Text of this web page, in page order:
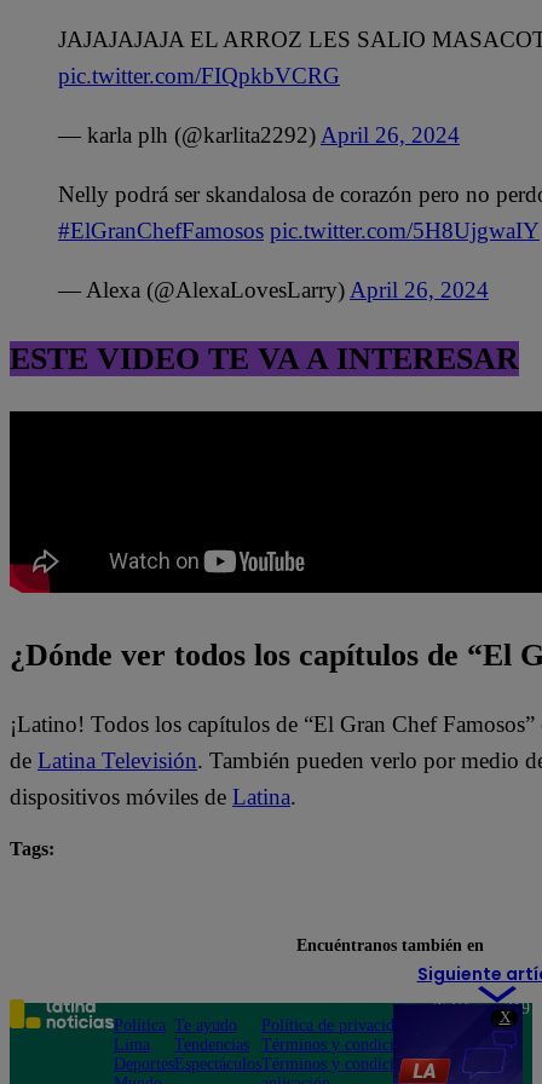
X
JAJAJAJAJA EL ARROZ LES SALIO
pic.twitter.com/FIQpkbVCRG
— karla plh (@karlita2292) April 26, 2024
Nelly podrá ser skandalosa de corazón pero no
#ElGranChefFamosos pic.twitter.com/5H8UjgwaIY
— Alexa (@AlexaLovesLarry) April 26, 2024
ESTE VIDEO TE VA A INTERESAR
¿Dónde ver todos los capítulos de “El
¡Latino! Todos los capítulos de “El Gran Chef
de Latina Televisión. También pueden verlo por medio
dispositivos móviles de Latina.
Tags:
Siguiente
Encuéntranos también en
Política
Lima
Deportes
Te ayudo
Tendencias
Espectáculos
Política de privacidad
Términos y condiciones
Términos y condiciones
Teléfono: 219
Av. San
Felipe 968